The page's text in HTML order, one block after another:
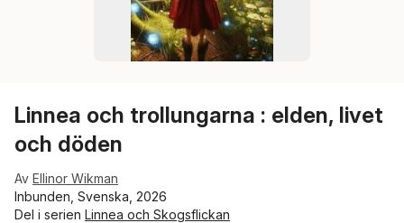
Linnea och trollungarna : elden, livet
och döden
Av Ellinor Wikman
Inbunden, Svenska, 2026
Del i serien Linnea och Skogsflickan